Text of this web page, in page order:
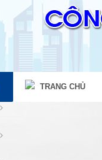
TRANG CHỦ